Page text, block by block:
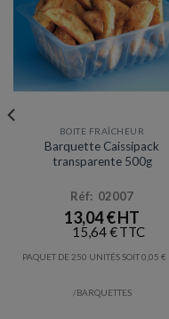
BOITE FRAÎCHEUR
Barquette Caissipack
transparente 500g
Réf: 02007
13,04€
15,64€
PAQUET DE 250 UNITÉS SOIT0,05 €
/BARQUETTES